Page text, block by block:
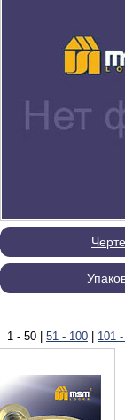
1 - 50 51 - 100 101